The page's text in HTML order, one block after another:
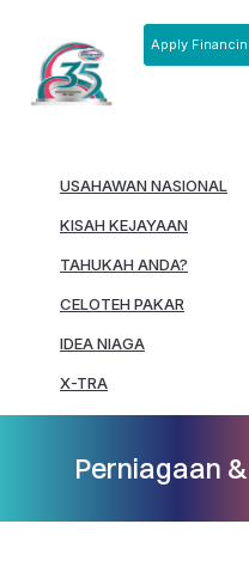
Apply
USAHAWAN NASIONAL
KISAH KEJAYAAN
TAHUKAH ANDA?
CELOTEH PAKAR
IDEA NIAGA
X-TRA
Perniagaan